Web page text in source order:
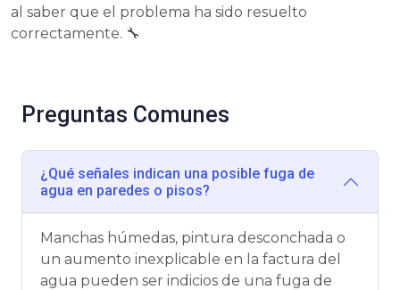
al saber que el problema ha sido resuelto
correctamente. 🔧
Preguntas Comunes
¿Qué señales indican una posible fuga de
agua en paredes o pisos?
Manchas húmedas, pintura desconchada o
un aumento inexplicable en la factura del
agua pueden ser indicios de una fuga de